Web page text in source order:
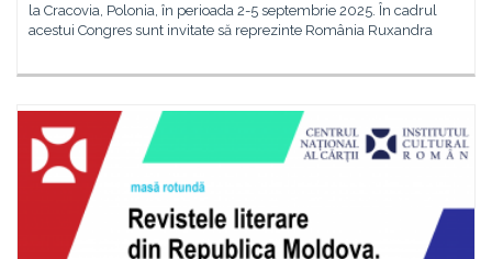
la Cracovia, Polonia, în perioada 2-5 septembrie 2025. În cadrul
acestui Congres sunt invitate să reprezinte România Ruxandra